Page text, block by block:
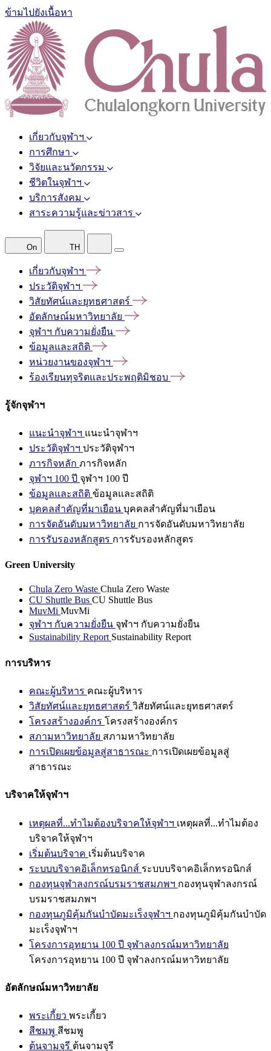
ข้ามไปยังเนื้อหา
เกี่ยวกับจุฬาฯ
การศึกษา
วิจัยและนวัตกรรม
ชีวิตในจุฬาฯ
บริการสังคม
สาระความรู้และข่าวสาร
On TH
เกี่ยวกับจุฬาฯ
ประวัติจุฬาฯ
วิสัยทัศน์และยุทธศาสตร์
อัตลักษณ์มหาวิทยาลัย
จุฬาฯ กับความยั่งยืน
ข้อมูลและสถิติ
หน่วยงานของจุฬาฯ
ร้องเรียนทุจริตและประพฤติมิชอบ
รู้จักจุฬาฯ
แนะนำจุฬาฯ แนะนำจุฬาฯ
ประวัติจุฬาฯ ประวัติจุฬาฯ
ภารกิจหลัก ภารกิจหลัก
จุฬาฯ 100 ปี จุฬาฯ 100 ปี
ข้อมูลและสถิติ ข้อมูลและสถิติ
บุคคลสำคัญที่มาเยือน บุคคลสำคัญที่มาเยือน
การจัดอันดับมหาวิทยาลัย การจัดอันดับมหาวิทยาลัย
การรับรองหลักสูตร การรับรองหลักสูตร
Green University
Chula Zero Waste Chula Zero Waste
CU Shuttle Bus CU Shuttle Bus
MuvMi MuvMi
จุฬาฯ กับความยั่งยืน จุฬาฯ กับความยั่งยืน
Sustainability Report Sustainability Report
การบริหาร
คณะผู้บริหาร คณะผู้บริหาร
วิสัยทัศน์และยุทธศาสตร์ วิสัยทัศน์และยุทธศาสตร์
โครงสร้างองค์กร โครงสร้างองค์กร
สภามหาวิทยาลัย สภามหาวิทยาลัย
การเปิดเผยข้อมูลสู่สาธารณะ การเปิดเผยข้อมูลสู่
สาธารณะ
บริจาคให้จุฬาฯ
เหตุผลที่...ทำไมต้องบริจาคให้จุฬาฯ เหตุผลที่...ทำไมต้อง
บริจาคให้จุฬาฯ
เริ่มต้นบริจาค เริ่มต้นบริจาค
ระบบบริจาคอิเล็กทรอนิกส์ ระบบบริจาคอิเล็กทรอนิกส์
กองทุนจุฬาลงกรณ์บรมราชสมภพฯ กองทุนจุฬาลงกรณ์
บรมราชสมภพฯ
กองทุนภูมิคุ้มกันบำบัดมะเร็งจุฬาฯ กองทุนภูมิคุ้มกันบำบัด
มะเร็งจุฬาฯ
โครงการอุทยาน 100 ปี จุฬาลงกรณ์มหาวิทยาลัย
โครงการอุทยาน 100 ปี จุฬาลงกรณ์มหาวิทยาลัย
อัตลักษณ์มหาวิทยาลัย
พระเกี้ยว พระเกี้ยว
สีชมพู สีชมพู
ต้นจามจุรี ต้นจามจุรี